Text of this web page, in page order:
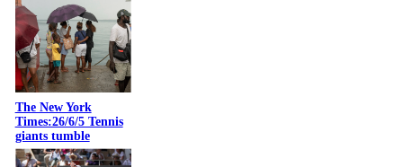
The New York
Times:26/6/5 Tennis
giants tumble